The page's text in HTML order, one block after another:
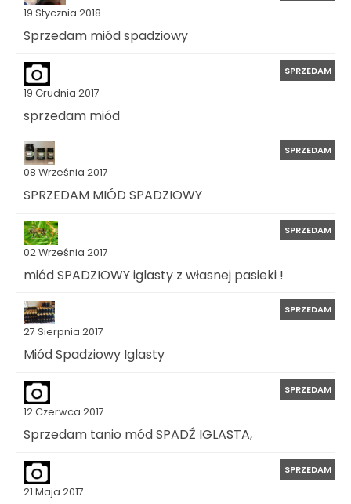
19 Stycznia 2018
Sprzedam miód spadziowy
19 Grudnia 2017
SPRZEDAM
sprzedam miód
08 Września 2017
SPRZEDAM
SPRZEDAM MIÓD SPADZIOWY
02 Września 2017
SPRZEDAM
miód SPADZIOWY iglasty z własnej pasieki !
27 Sierpnia 2017
SPRZEDAM
Miód Spadziowy Iglasty
12 Czerwca 2017
SPRZEDAM
Sprzedam tanio mód SPADŹ IGLASTA,
21 Maja 2017
SPRZEDAM